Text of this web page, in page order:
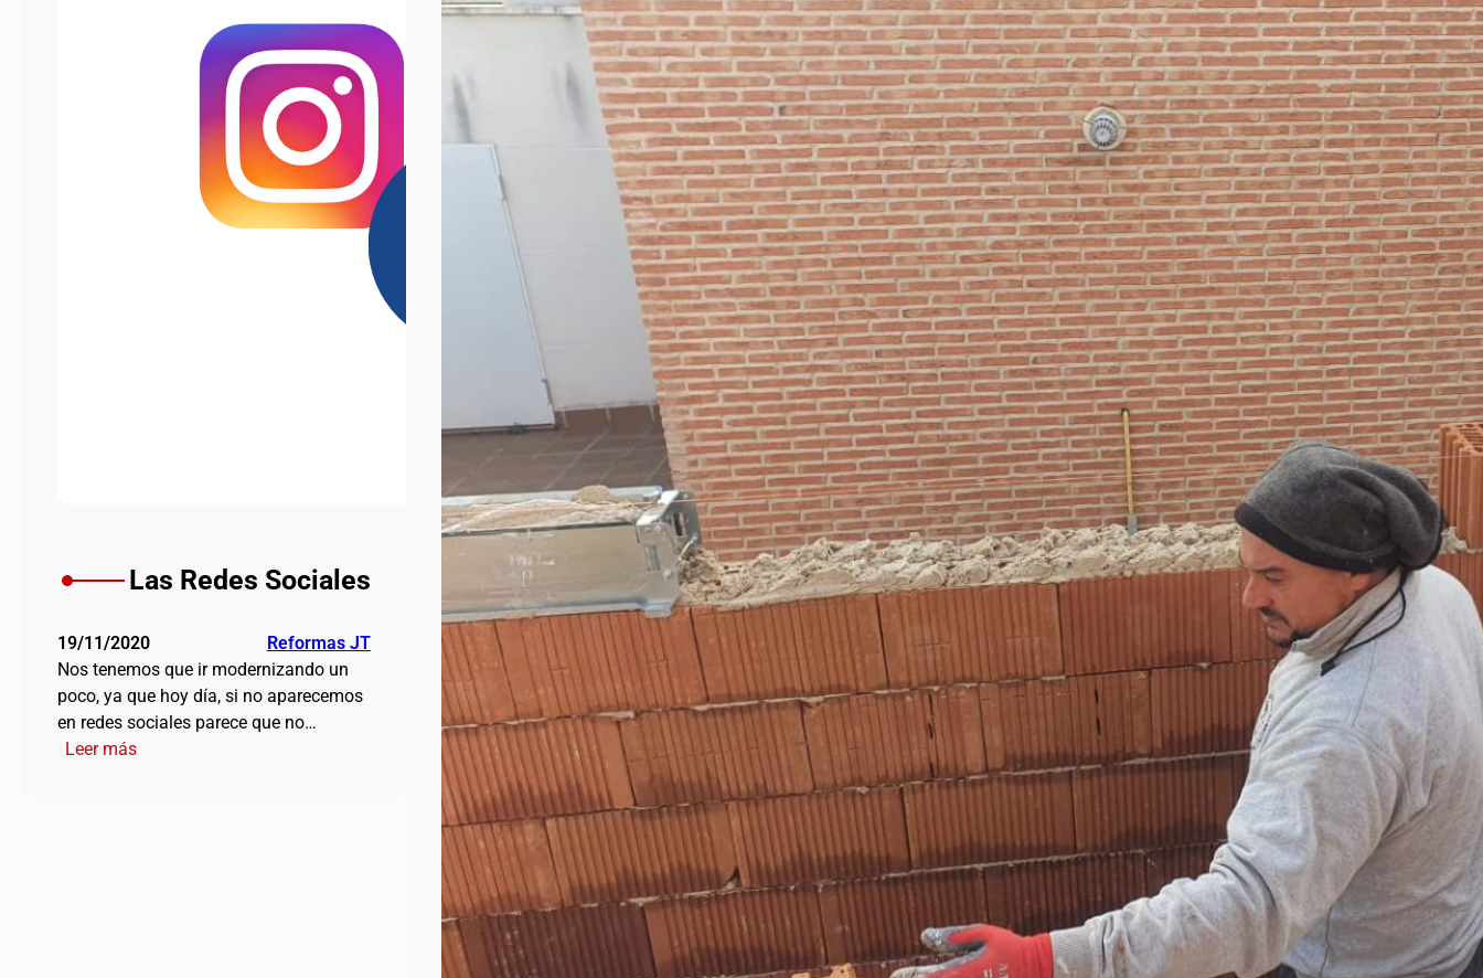
Las Redes Sociales
19/11/2020
Reformas JT
Nos tenemos que ir modernizando un
poco, ya que hoy día, si no aparecemos
en redes sociales parece que no…
Leer más: